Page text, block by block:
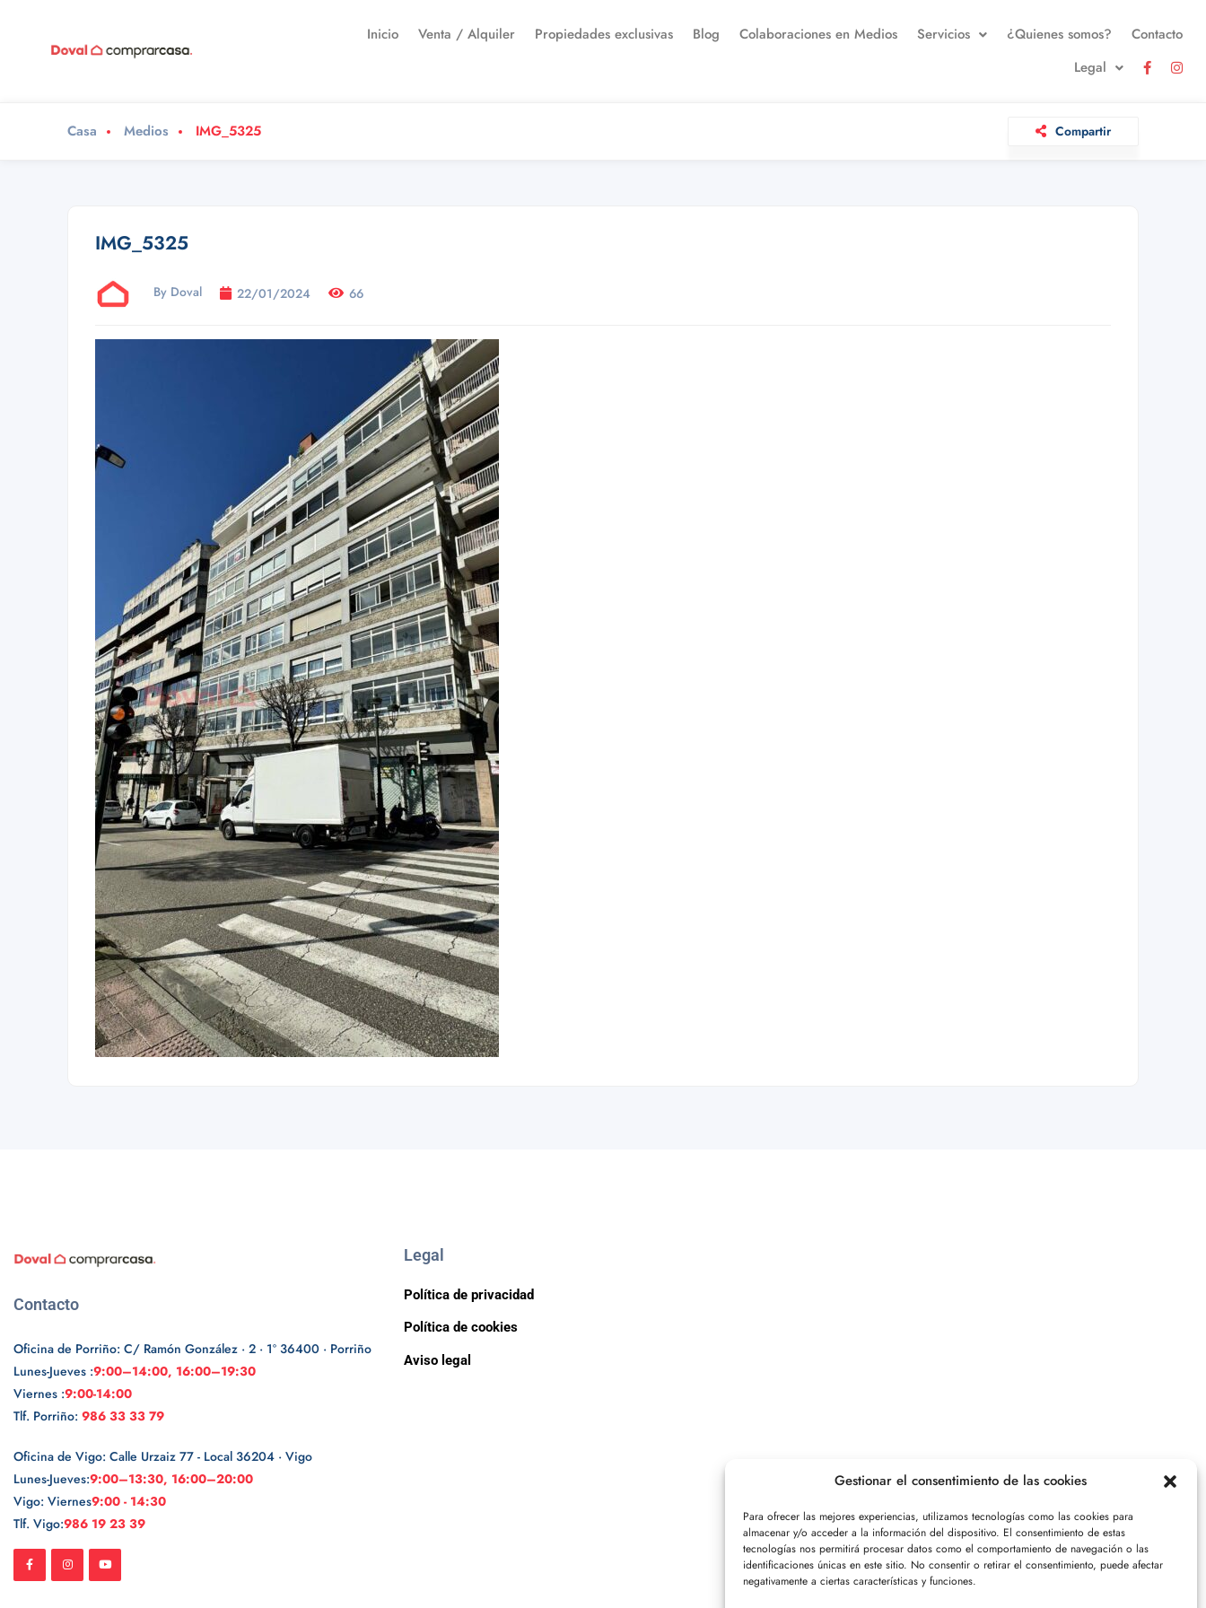
Gestionar el consentimiento de las cookies
Para ofrecer las mejores experiencias, utilizamos tecnologías como las cookies para
almacenar y/o acceder a la información del dispositivo. El consentimiento de estas
tecnologías nos permitirá procesar datos como el comportamiento de navegación o las
identificaciones únicas en este sitio. No consentir o retirar el consentimiento, puede afectar
negativamente a ciertas características y funciones.
Inicio Venta / Alquiler Propiedades exclusivas Blog Colaboraciones en Medios Servicios ¿Quienes somos?
Contacto
Legal
Casa Medios IMG_5325 Compartir
IMG_5325
By Doval 22/01/2024 66
Contacto
Oficina de Porriño: C/ Ramón González · 2 · 1º 36400 · Porriño
Lunes-Jueves :9:00–14:00, 16:00–19:30
Viernes :9:00-14:00
Tlf. Porriño: 986 33 33 79
Oficina de Vigo: Calle Urzaiz 77 - Local 36204 · Vigo
Lunes-Jueves:9:00–13:30, 16:00–20:00
Vigo: Viernes9:00 - 14:30
Tlf. Vigo:986 19 23 39
Legal
Política de privacidad
Política de cookies
Aviso legal